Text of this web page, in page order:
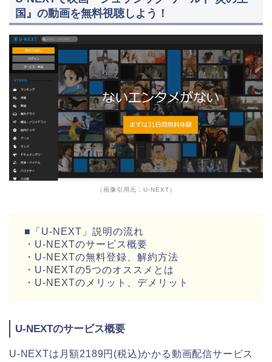
国』の動画を無料視聴しよう！
（画像引用元：U-NEXT）
■「U-NEXT」説明の流れ
・U-NEXTのサービス概要
・U-NEXTの無料登録、解約方法
・U-NEXTの5つのオススメとは
・U-NEXTのメリット、デメリット
U-NEXTのサービス概要
U-NEXTは月額2189円(税込)かかる動画配信サービス